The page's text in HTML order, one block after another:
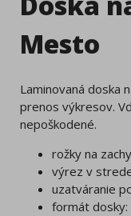
Mesto
Laminovaná doska
prenos výkresov.
nepoškodené.
rožky na
výrez v
uzatváranie
formát dosky: